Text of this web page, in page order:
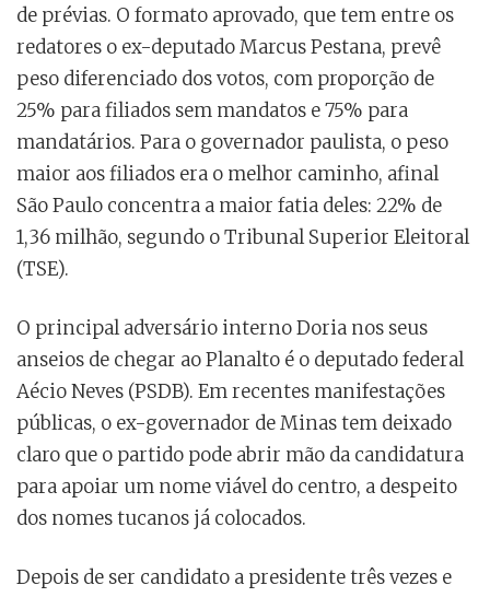
de prévias. O formato aprovado, que tem entre os
redatores o ex-deputado Marcus Pestana, prevê
peso diferenciado dos votos, com proporção de
25% para filiados sem mandatos e 75% para
mandatários. Para o governador paulista, o peso
maior aos filiados era o melhor caminho, afinal
São Paulo concentra a maior fatia deles: 22% de
1,36 milhão, segundo o Tribunal Superior Eleitoral
(TSE).​
O principal adversário interno Doria nos seus
anseios de chegar ao Planalto é o deputado federal
Aécio Neves (PSDB). Em recentes manifestações
públicas, o ex-governador de Minas tem deixado
claro que o partido pode abrir mão da candidatura
para apoiar um nome viável do centro, a despeito
dos nomes tucanos já colocados.
Depois de ser candidato a presidente três vezes e